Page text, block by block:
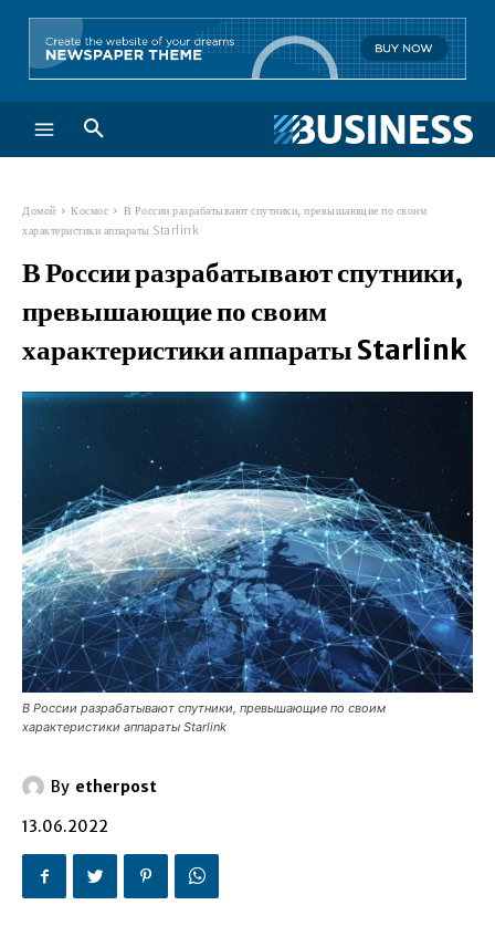
Домой Космос
В России разрабатывают спутники, превышающие по своим
характеристики аппараты Starlink
В России разрабатывают спутники,
превышающие по своим
характеристики аппараты Starlink
В России разрабатывают спутники, превышающие по своим
характеристики аппараты Starlink
By etherpost
13.06.2022